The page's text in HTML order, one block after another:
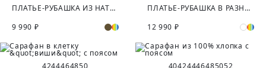
ПЛАТЬЕ-РУБАШКА ИЗ НАТУРАЛЬНОЙ ТКАНИ
9 990 ₽
ПЛАТЬЕ-РУБАШКА В РАЗНОЦВЕТНУЮ ПОЛОСКУ
12 990 ₽
4244464850 40424446485052